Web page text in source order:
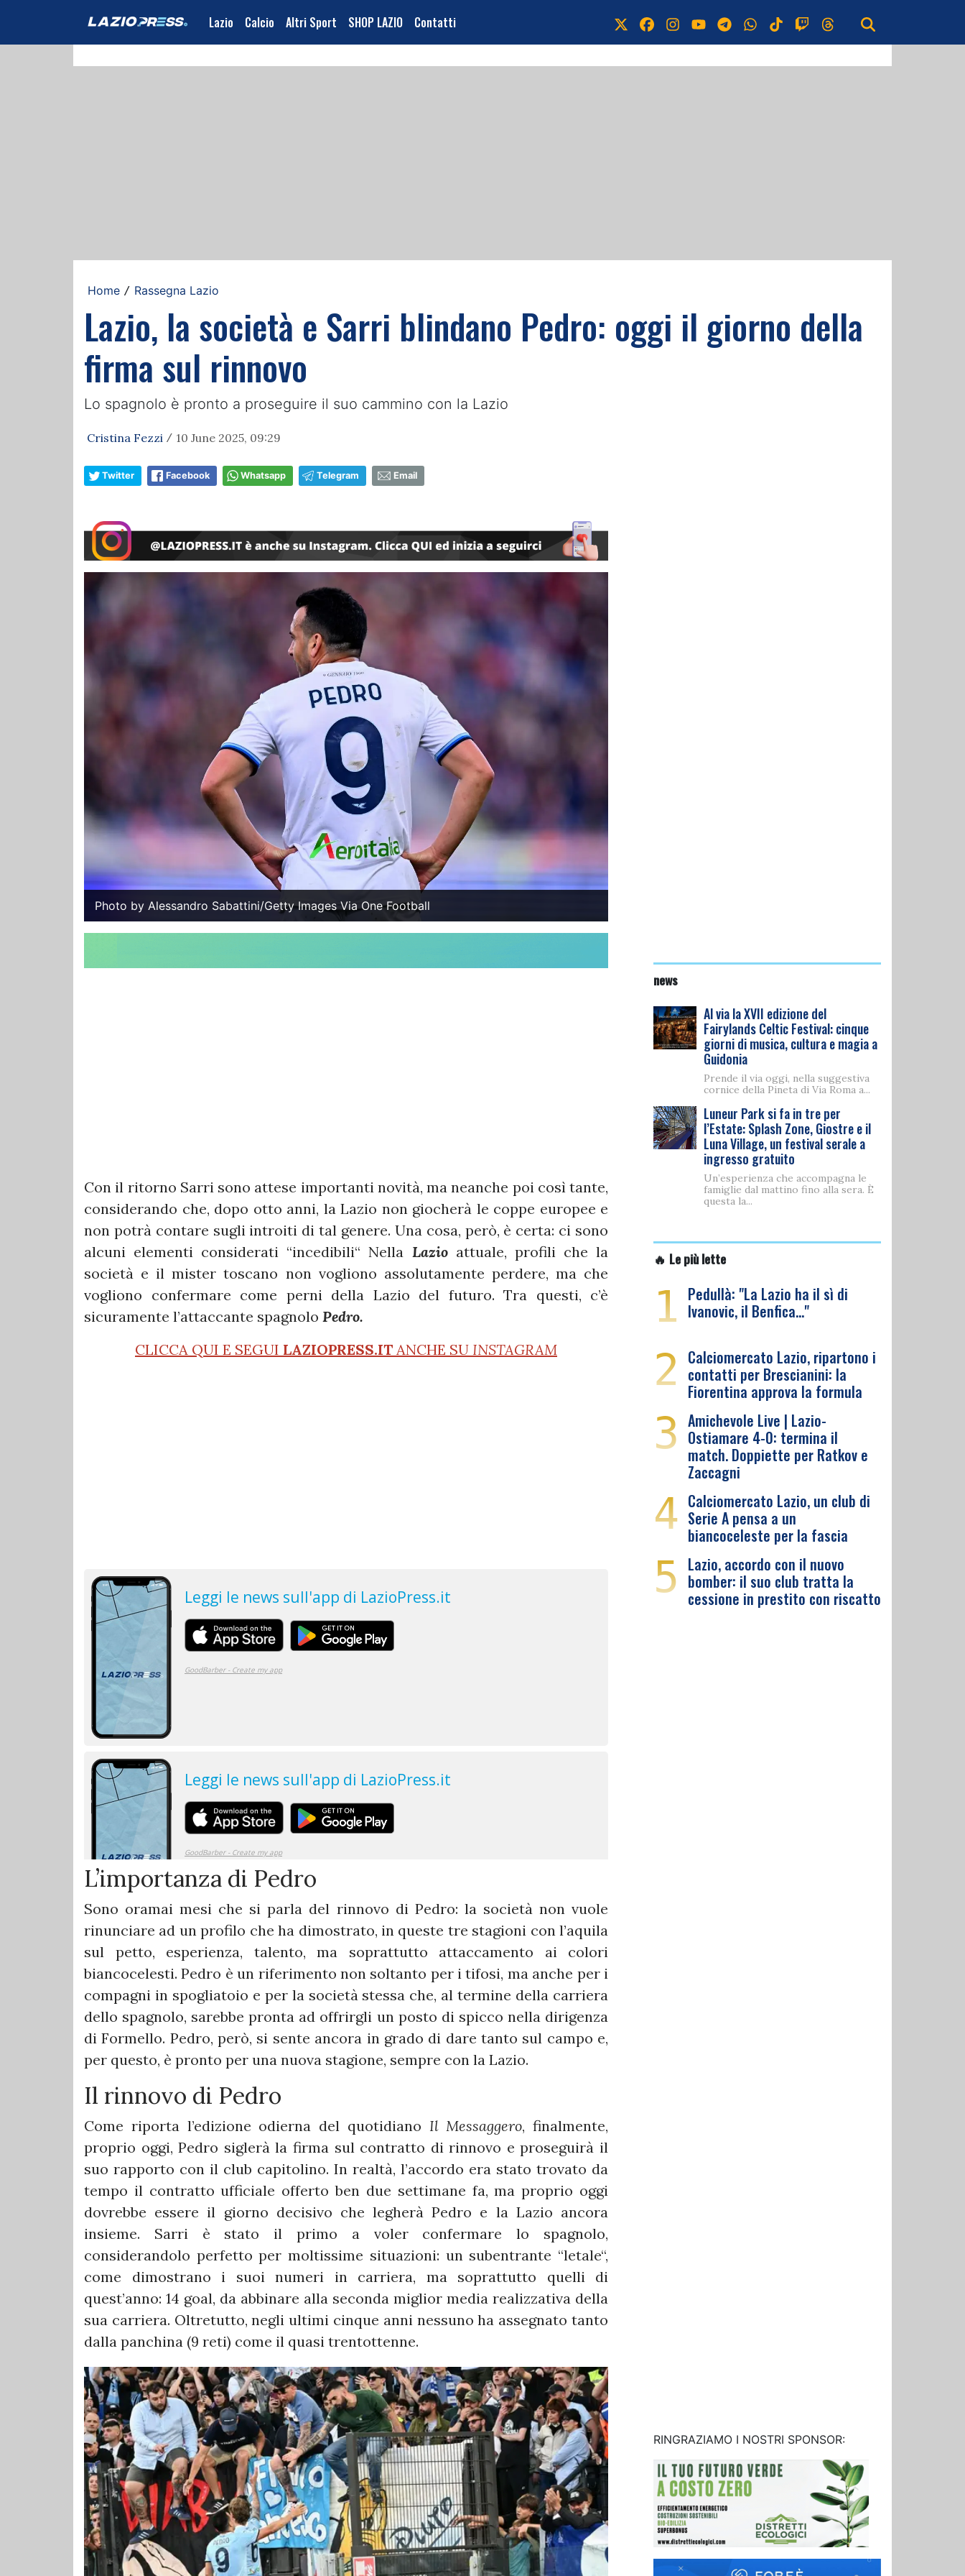
Lazio Calcio Altri Sport SHOP LAZIO Contatti
Home / Rassegna Lazio
Lazio, la società e Sarri blindano Pedro: oggi il giorno della
firma sul rinnovo
Lo spagnolo è pronto a proseguire il suo cammino con la Lazio
Cristina Fezzi / 10 June 2025, 09:29
Twitter Facebook Whatsapp Telegram Email
Photo by Alessandro Sabattini/Getty Images Via One Football
Con il ritorno Sarri sono attese importanti novità, ma neanche poi così tante,
considerando che, dopo otto anni, la Lazio non giocherà le coppe europee e
non potrà contare sugli introiti di tal genere. Una cosa, però, è certa: ci sono
alcuni elementi considerati “incedibili“ Nella Lazioattuale, profili che la
società e il mister toscano non vogliono assolutamente perdere, ma che
vogliono confermare come perni della Lazio del futuro. Tra questi, c’è
sicuramente l’attaccante spagnolo Pedro.
CLICCA QUI E SEGUI LAZIOPRESS.IT ANCHE SU INSTAGRAM
L’importanza di Pedro
Sono oramai mesi che si parla del rinnovo di Pedro: la società non vuole
rinunciare ad un profilo che ha dimostrato, in queste tre stagioni con l’aquila
sul petto, esperienza, talento, ma soprattutto attaccamento ai colori
biancocelesti. Pedro è un riferimento non soltanto per i tifosi, ma anche per i
compagni in spogliatoio e per la società stessa che, al termine della carriera
dello spagnolo, sarebbe pronta ad offrirgli un posto di spicco nella dirigenza
di Formello. Pedro, però, si sente ancora in grado di dare tanto sul campo e,
per questo, è pronto per una nuova stagione, sempre con la Lazio.
Il rinnovo di Pedro
Come riporta l’edizione odierna del quotidiano Il Messaggero, finalmente,
proprio oggi, Pedro siglerà la firma sul contratto di rinnovo e proseguirà il
suo rapporto con il club capitolino. In realtà, l’accordo era stato trovato da
tempo il contratto ufficiale offerto ben due settimane fa, ma proprio oggi
dovrebbe essere il giorno decisivo che legherà Pedro e la Lazio ancora
insieme. Sarri è stato il primo a voler confermare lo spagnolo,
considerandolo perfetto per moltissime situazioni: un subentrante “letale“,
come dimostrano i suoi numeri in carriera, ma soprattutto quelli di
quest’anno: 14 goal, da abbinare alla seconda miglior media realizzativa della
sua carriera. Oltretutto, negli ultimi cinque anni nessuno ha assegnato tanto
dalla panchina (9 reti) come il quasi trentottenne.
news
Al via la XVII edizione del
Fairylands Celtic Festival: cinque
giorni di musica, cultura e magia a
Guidonia
Prende il via oggi, nella suggestiva
cornice della Pineta di Via Roma a...
Luneur Park si fa in tre per
l’Estate: Splash Zone, Giostre e il
Luna Village, un festival serale a
ingresso gratuito
Un’esperienza che accompagna le
famiglie dal mattino fino alla sera. È
questa la...
🔥 Le più lette
1 Pedullà: "La Lazio ha il sì di
Ivanovic, il Benfica…"
2 Calciomercato Lazio, ripartono i
contatti per Brescianini: la
Fiorentina approva la formula
3 Amichevole Live | Lazio-
Ostiamare 4-0: termina il
match. Doppiette per Ratkov e
Zaccagni
4 Calciomercato Lazio, un club di
Serie A pensa a un
biancoceleste per la fascia
5 Lazio, accordo con il nuovo
bomber: il suo club tratta la
cessione in prestito con riscatto
RINGRAZIAMO I NOSTRI SPONSOR: